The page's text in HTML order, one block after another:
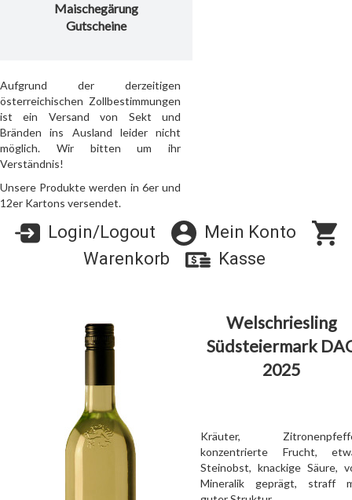
Maischegärung
Gutscheine
Aufgrund der derzeitigen
österreichischen Zollbestimmungen
ist ein Versand von Sekt und
Bränden ins Ausland leider nicht
möglich. Wir bitten um ihr
Verständnis!
Unsere Produkte werden in 6er und
12er Kartons versendet.
Login/Logout
Mein Konto
Warenkorb
Kasse
Welschriesling
Südsteiermark
2025
Kräuter,
konzentrierte Frucht,
Steinobst, knackige Säure,
Mineralik geprägt, straff